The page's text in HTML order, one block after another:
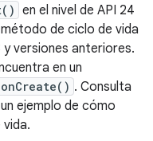
en el nivel de API 24
de ciclo de vida
y versiones anteriores.
en un
onCreate() . Consulta
ejemplo de cómo